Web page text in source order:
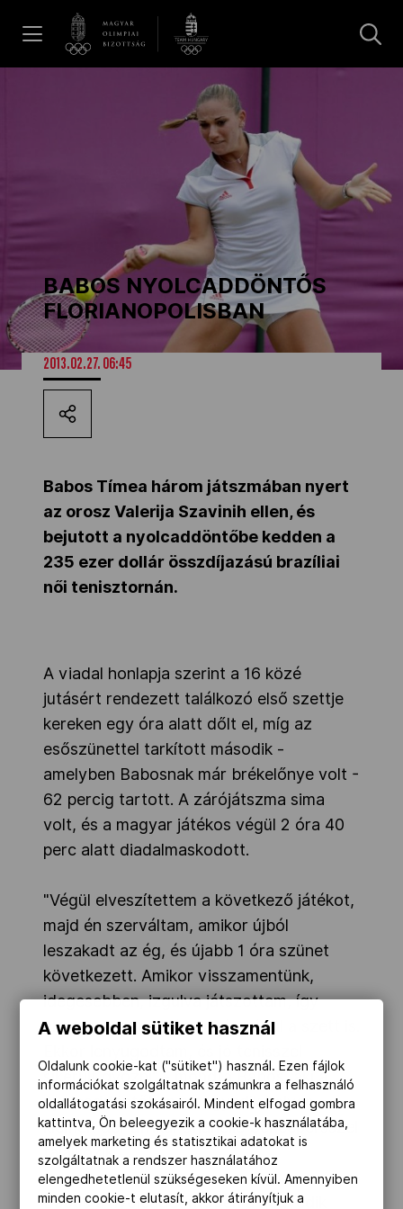
Los Angeles 2028
MOB
Kettőskarrier-program
NOB
Társszervezetek
Adatbank
BABOS NYOLCADDÖNTŐS
FLORIANOPOLISBAN
2013.02.27. 06:45
Babos Tímea három játszmában nyert
az orosz Valerija Szavinih ellen, és
bejutott a nyolcaddöntőbe kedden a
235 ezer dollár összdíjazású brazíliai
női tenisztornán.
A viadal honlapja szerint a 16 közé
jutásért rendezett találkozó első szettje
kereken egy óra alatt dőlt el, míg az
esőszünettel tarkított második -
amelyben Babosnak már brékelőnye volt -
62 percig tartott. A zárójátszma sima
volt, és a magyar játékos végül 2 óra 40
perc alatt diadalmaskodott.
"Végül elveszítettem a következő játékot,
majd én szerváltam, amikor újból
leszakadt az ég, és újabb 1 óra szünet
következett. Amikor visszamentünk,
idegesebben, izgulva játszottam, így
elment a szervagémem és végül a szett is.
sikerült győzni" - mondta Babos, aki a
nyolcaddöntőben a negyedik helyen
kiemelt dél-afrikai Chanelle Scheepersszel
találkozik.
Babos a nyolcaddöntőben a negyedik
A weboldal sütiket használ
Oldalunk cookie-kat ("sütiket") használ. Ezen fájlok
információkat szolgáltatnak számunkra a felhasználó
oldallátogatási szokásairól. Mindent elfogad gombra
kattintva, Ön beleegyezik a cookie-k használatába,
amelyek marketing és statisztikai adatokat is
szolgáltatnak a rendszer használatához
elengedhetetlenül szükségeseken kívül. Amennyiben
minden cookie-t elutasít, akkor átirányítjuk a